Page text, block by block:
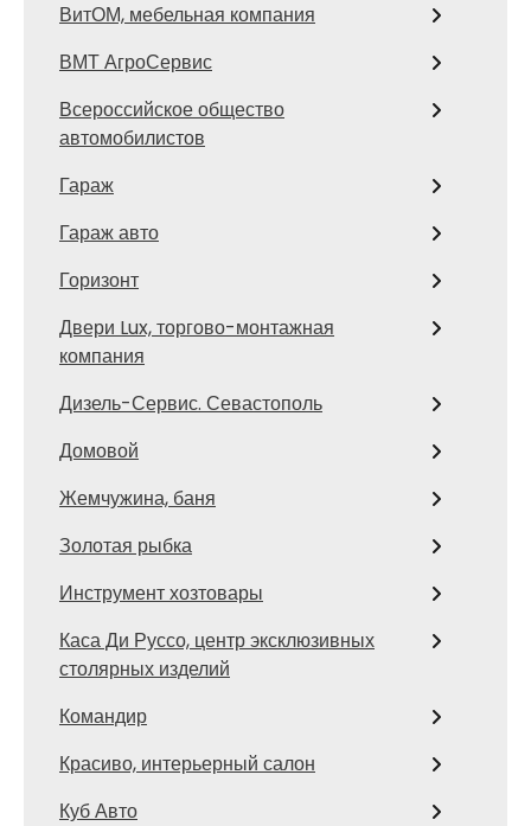
ВитОМ, мебельная компания
ВМТ АгроСервис
Всероссийское общество
автомобилистов
Гараж
Гараж авто
Горизонт
Двери Lux, торгово-монтажная
компания
Дизель-Сервис. Севастополь
Домовой
Жемчужина, баня
Золотая рыбка
Инструмент хозтовары
Каса Ди Руссо, центр эксклюзивных
столярных изделий
Командир
Красиво, интерьерный салон
Куб Авто